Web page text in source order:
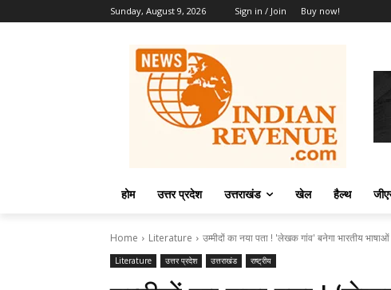
Sunday, August 9, 2026 Sign in / Join Buy now!
होम उत्तर प्रदेश उत्तराखंड खेल हैल्थ
Home Literature उम्मीदों का नया पता ! 'लेखक गांव' बनेगा भारतीय भाषाओं
Literature उत्तर प्रदेश उत्तराखंड राष्ट्रीय